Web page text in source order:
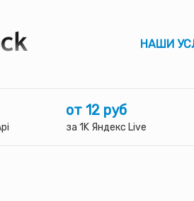
НАШИ
от 12 руб
за 1K Яндекс Live